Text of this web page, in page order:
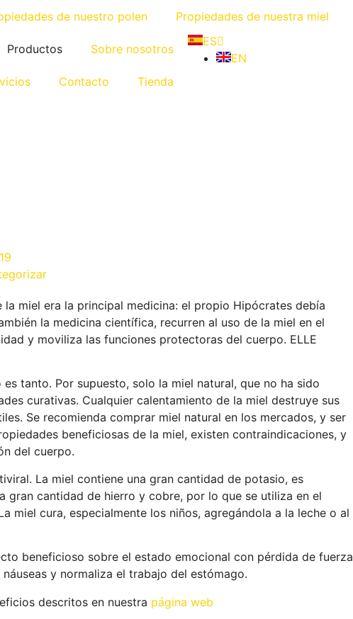
de nuestro polen Propiedades de nuestra miel
Productos Sobre nosotros
Contacto Tienda
ES
EN
miel era la principal medicina: el propio Hipócrates debía
la medicina científica, recurren al uso de la miel en el
y moviliza las funciones protectoras del cuerpo. ELLE
tanto. Por supuesto, solo la miel natural, que no ha sido
curativas. Cualquier calentamiento de la miel destruye sus
Se recomienda comprar miel natural en los mercados, y ser
beneficiosas de la miel, existen contraindicaciones, y
del cuerpo.
La miel contiene una gran cantidad de potasio, es
gran cantidad de hierro y cobre, por lo que se utiliza en el
miel cura, especialmente los niños, agregándola a la leche o al
beneficioso sobre el estado emocional con pérdida de fuerza
y normaliza el trabajo del estómago.
descritos en nuestra página web